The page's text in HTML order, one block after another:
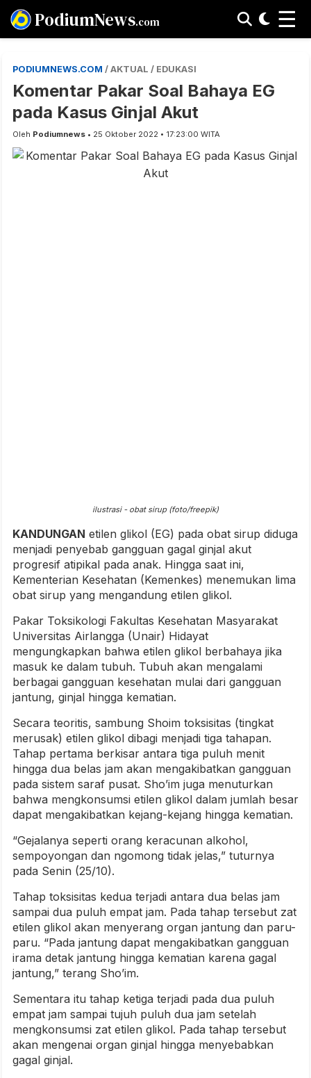
PodiumNews.com ☰
PODIUMNEWS.COM / AKTUAL / EDUKASI
Komentar Pakar Soal Bahaya EG
pada Kasus Ginjal Akut
Oleh Podiumnews • 25 Oktober 2022 • 17:23:00 WITA
ilustrasi - obat sirup (foto/freepik)
KANDUNGAN etilen glikol (EG) pada obat sirup diduga
menjadi penyebab gangguan gagal ginjal akut
progresif atipikal pada anak. Hingga saat ini,
Kementerian Kesehatan (Kemenkes) menemukan lima
obat sirup yang mengandung etilen glikol.
Pakar Toksikologi Fakultas Kesehatan Masyarakat
Universitas Airlangga (Unair) Hidayat
mengungkapkan bahwa etilen glikol berbahaya jika
masuk ke dalam tubuh. Tubuh akan mengalami
berbagai gangguan kesehatan mulai dari gangguan
jantung, ginjal hingga kematian.
Secara teoritis, sambung Shoim toksisitas (tingkat
merusak) etilen glikol dibagi menjadi tiga tahapan.
Tahap pertama berkisar antara tiga puluh menit
hingga dua belas jam akan mengakibatkan gangguan
pada sistem saraf pusat. Sho’im juga menuturkan
bahwa mengkonsumsi etilen glikol dalam jumlah besar
dapat mengakibatkan kejang-kejang hingga kematian.
“Gejalanya seperti orang keracunan alkohol,
sempoyongan dan ngomong tidak jelas,” tuturnya
pada Senin (25/10).
Tahap toksisitas kedua terjadi antara dua belas jam
sampai dua puluh empat jam. Pada tahap tersebut zat
etilen glikol akan menyerang organ jantung dan paru-
paru. “Pada jantung dapat mengakibatkan gangguan
irama detak jantung hingga kematian karena gagal
jantung,” terang Sho’im.
Sementara itu tahap ketiga terjadi pada dua puluh
empat jam sampai tujuh puluh dua jam setelah
mengkonsumsi zat etilen glikol. Pada tahap tersebut
akan mengenai organ ginjal hingga menyebabkan
gagal ginjal.